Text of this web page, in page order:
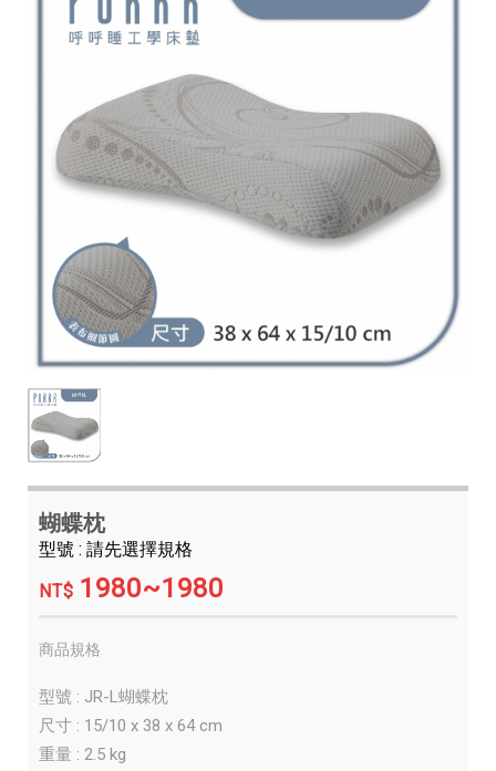
蝴蝶枕
型號 : 請先選擇規格
NT$ 1980~1980
商品規格
型號 : JR-L蝴蝶枕
尺寸 : 15/10 x 38 x 64 cm
重量 : 2.5 kg